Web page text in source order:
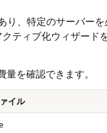
り、特定のサーバー
ティブ化ウィザー
を確認できます。
イル